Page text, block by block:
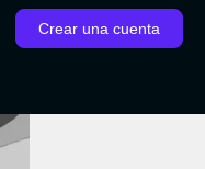
Crear una cuenta